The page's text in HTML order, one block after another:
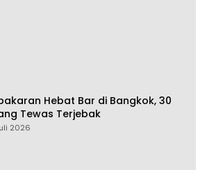
Hebat Bar di Bangkok, 30
Tewas Terjebak
2026